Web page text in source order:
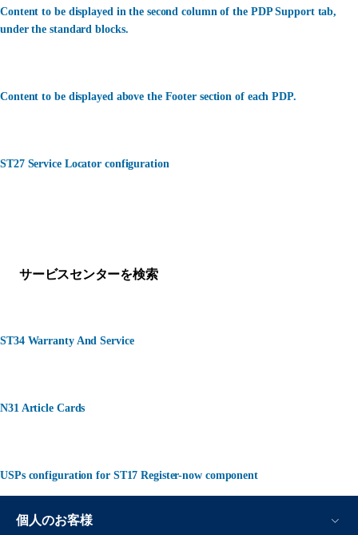
Content to be displayed in the second column of the PDP Support tab,
under the standard blocks.
Content to be displayed above the Footer section of each PDP.
ST27 Service Locator configuration
サービスセンターを検索
ST34 Warranty And Service
N31 Article Cards
USPs configuration for ST17 Register-now component
個人のお客様